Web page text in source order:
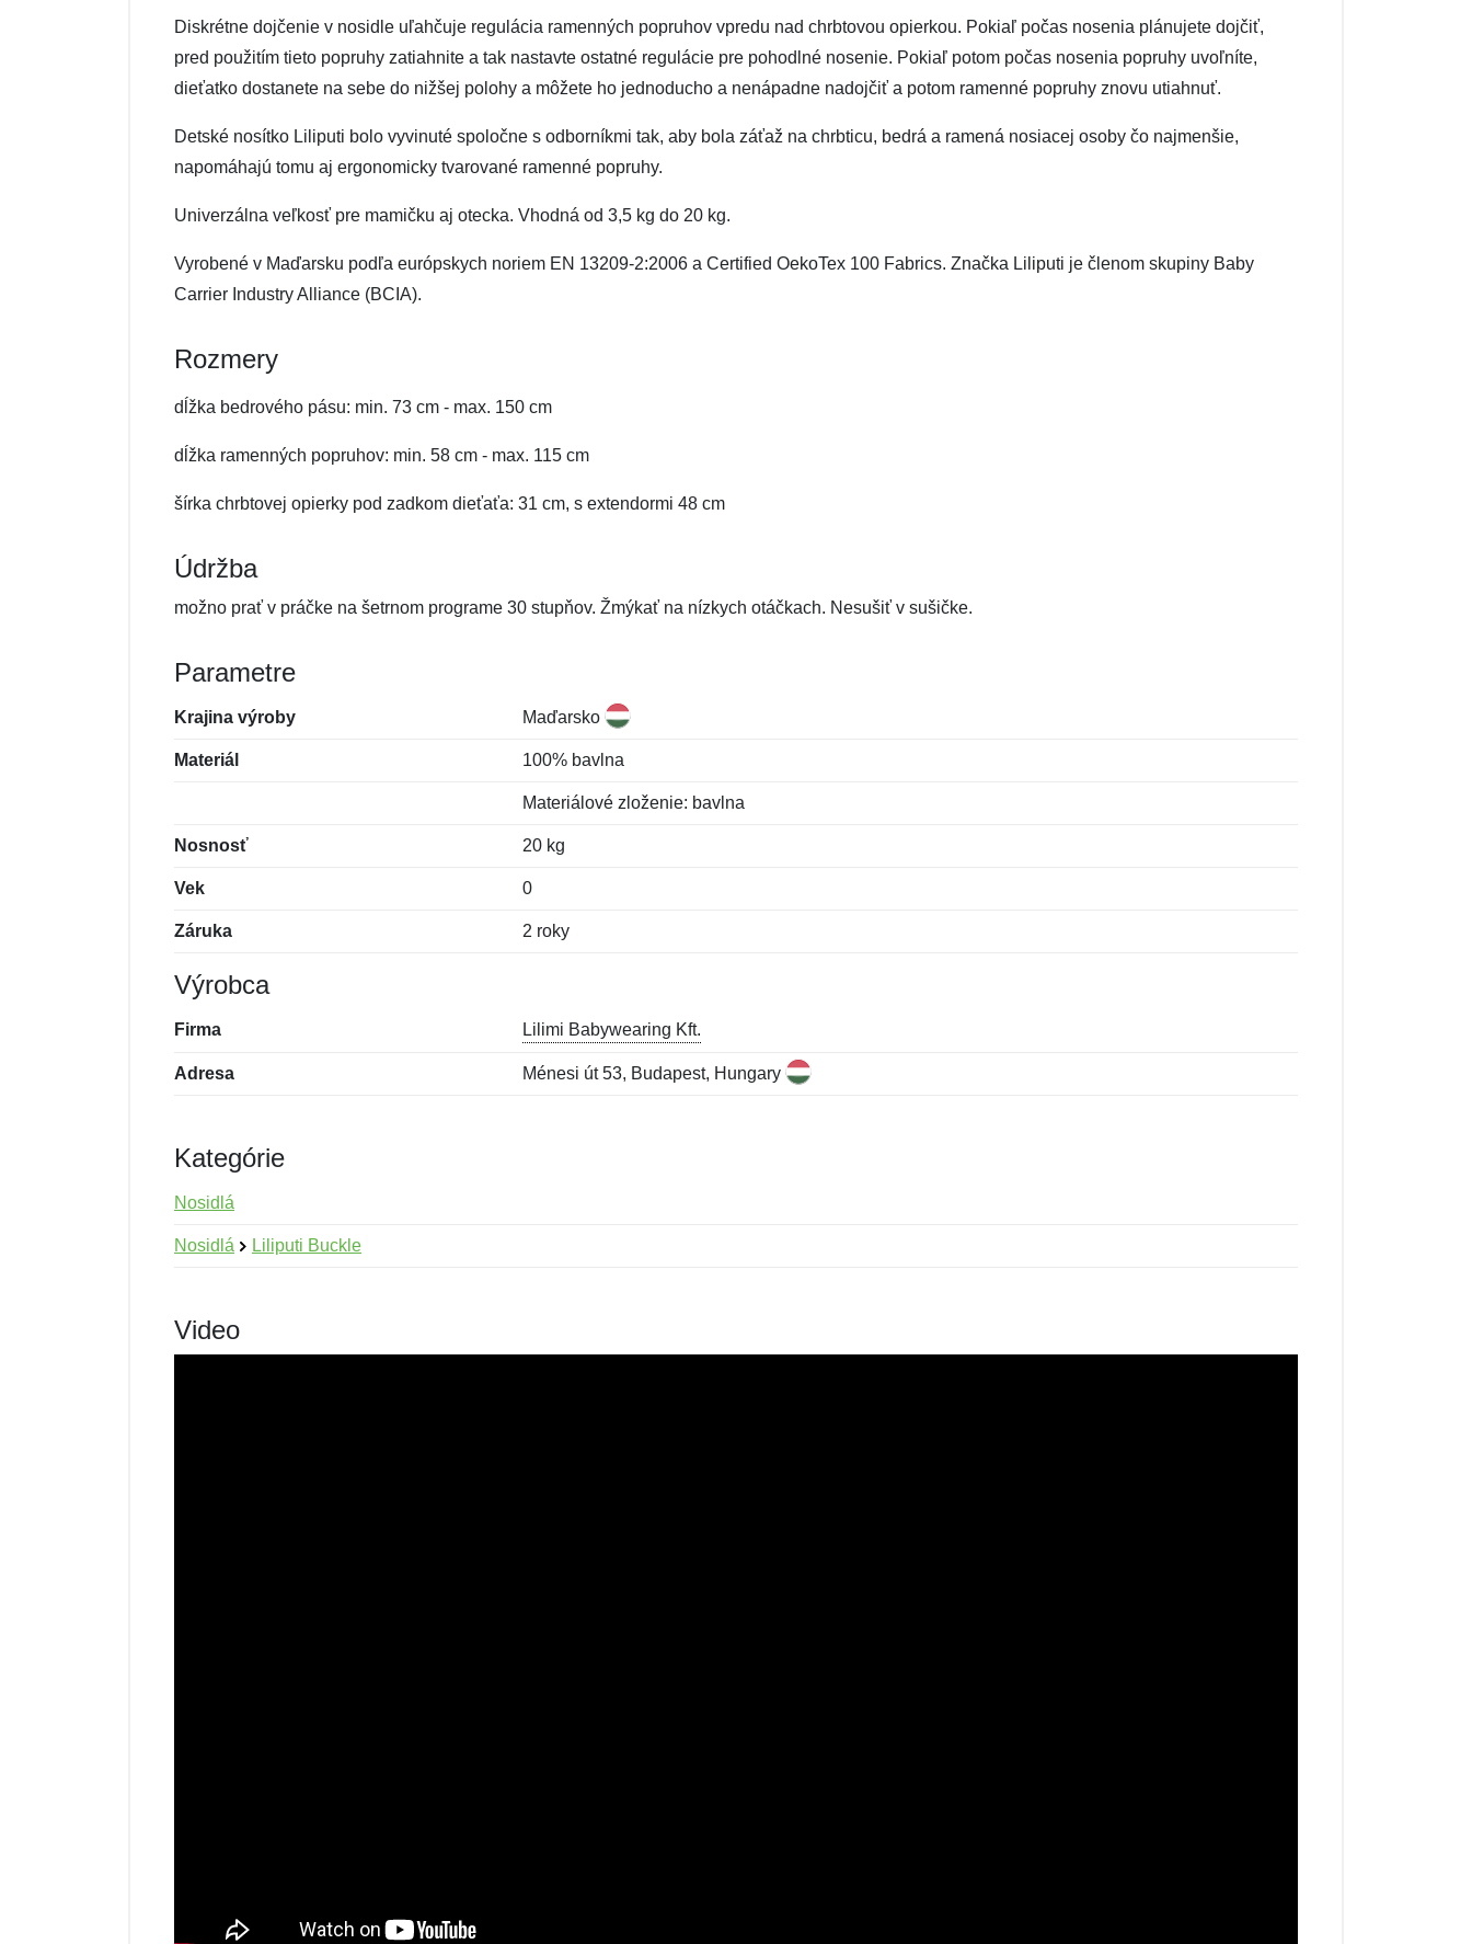
Diskrétne dojčenie v nosidle uľahčuje regulácia ramenných popruhov vpredu nad chrbtovou opierkou. Pokiaľ počas nosenia plánujete dojčiť,
pred použitím tieto popruhy zatiahnite a tak nastavte ostatné regulácie pre pohodlné nosenie. Pokiaľ potom počas nosenia popruhy uvoľníte,
dieťatko dostanete na sebe do nižšej polohy a môžete ho jednoducho a nenápadne nadojčiť a potom ramenné popruhy znovu utiahnuť.
Detské nosítko Liliputi bolo vyvinuté spoločne s odborníkmi tak, aby bola záťaž na chrbticu, bedrá a ramená nosiacej osoby čo najmenšie,
napomáhajú tomu aj ergonomicky tvarované ramenné popruhy.
Univerzálna veľkosť pre mamičku aj otecka. Vhodná od 3,5 kg do 20 kg.
Vyrobené v Maďarsku podľa európskych noriem EN 13209-2:2006 a Certified OekoTex 100 Fabrics. Značka Liliputi je členom skupiny Baby
Carrier Industry Alliance (BCIA).
Rozmery
dĺžka bedrového pásu: min. 73 cm - max. 150 cm
dĺžka ramenných popruhov: min. 58 cm - max. 115 cm
šírka chrbtovej opierky pod zadkom dieťaťa: 31 cm, s extendormi 48 cm
Údržba
možno prať v práčke na šetrnom programe 30 stupňov. Žmýkať na nízkych otáčkach. Nesušiť v sušičke.
Parametre
Krajina výroby Maďarsko
Materiál 100% bavlna
Materiálové zloženie: bavlna
Nosnosť 20 kg
Vek 0
Záruka 2 roky
Výrobca
Firma Lilimi Babywearing Kft.
Adresa Ménesi út 53, Budapest, Hungary
Kategórie
Nosidlá
Nosidlá Liliputi Buckle
Video